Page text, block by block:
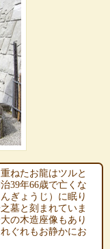
ねたお龍はツルと
39年66歳で亡くな
ぎょうじ）に眠り
墓と刻まれていま
の木造座像もあり
ぐれもお静かにお